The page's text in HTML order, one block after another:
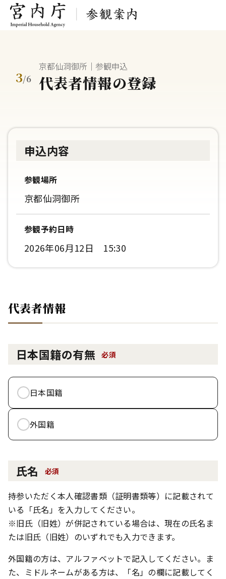
3/6
京都仙洞御所｜参観申込
代表者情報の登録
申込内容
参観場所
京都仙洞御所
参観予約日時
2026年06月12日 15:30
代表者情報
日本国籍の有無 必須
日本国籍
外国籍
氏名 必須
持参いただく本人確認書類（証明書類等）に記載されて
いる「氏名」を入力してください。
※旧氏（旧姓）が併記されている場合は、現在の氏名ま
たは旧氏（旧姓）のいずれでも入力できます。
外国籍の方は、アルファベットで記入してください。ま
た、ミドルネームがある方は、「名」の欄に記載してく